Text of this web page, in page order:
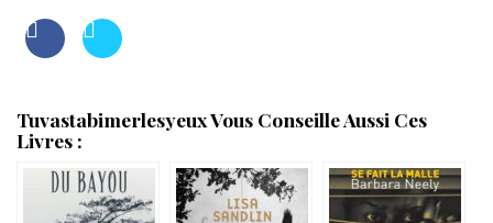
Tuvastabimerlesyeux Vous Conseille Aussi Ces
Livres :